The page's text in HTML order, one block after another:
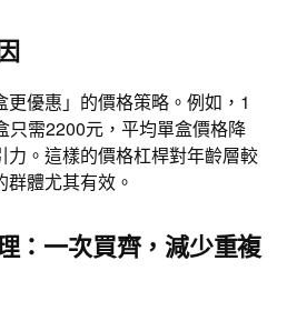
優惠」的價格策略。例如，1
只需2200元，平均單盒價格降
力。這樣的價格杠桿對年齡層較
體尤其有效。
：一次買齊，減少重複